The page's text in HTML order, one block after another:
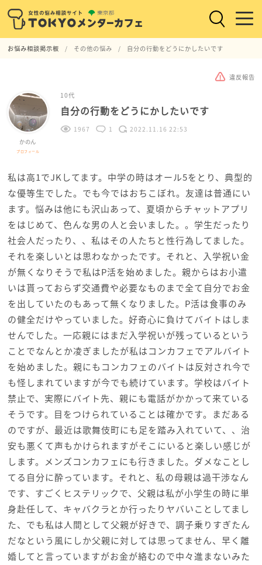
お悩み相談掲示板 その他の悩み 自分の行動をどうにかしたいです
違反報告
かのん
プロフィール
10代
自分の行動をどうにかしたいです
1967 1 2022.11.16 22:53
私は高1でJKしてます。中学の時はオール5をとり、典型的
な優等生でした。でも今ではおちこぼれ。友達は普通にい
ます。悩みは他にも沢山あって、夏頃からチャットアプリ
をはじめて、色んな男の人と会いました。。学生だったり
社会人だったり、、私はその人たちと性行為してました。
それを楽しいとは思わなかったです。それと、入学祝い金
が無くなりそうで私はP活を始めました。親からはお小遣
いは貰っておらず交通費や必要なものまで全て自分でお金
を出していたのもあって無くなりました。P活は食事のみ
の健全だけやっていました。好奇心に負けてバイトはしま
せんでした。一応親にはまだ入学祝いが残っているという
ことでなんとか凌ぎましたが私はコンカフェでアルバイト
を始めました。親にもコンカフェのバイトは反対され今で
も怪しまれていますが今でも続けています。学校はバイト
禁止で、実際にバイト先、親にも電話がかかって来ている
そうです。目をつけられていることは確かです。まだある
のですが、最近は歌舞伎町にも足を踏み入れていて、、治
安も悪くて声もかけられますがそこにいると楽しい感じが
します。メンズコンカフェにも行きました。ダメなことし
てる自分に酔っています。それと、私の母親は過干渉なん
です、すごくヒステリックで、父親は私が小学生の時に単
身赴任して、キャバクラとか行ったりヤバいことしてまし
た、でも私は人間として父親が好きで、調子乗りすぎたん
だなという風にしか父親に対しては思ってません、早く離
婚してと言っていますがお金が絡むので中々進まないみた